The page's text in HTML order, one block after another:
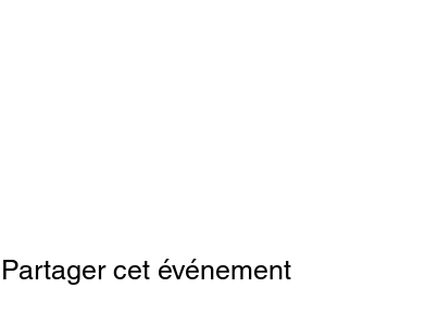
Partager cet événement